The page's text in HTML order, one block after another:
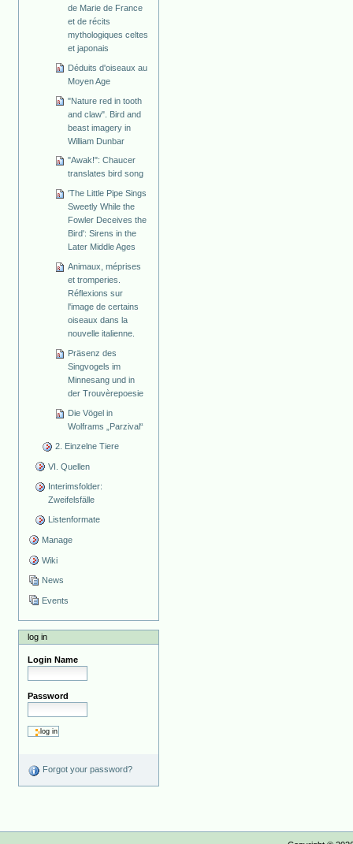
de Marie de France
et de récits
mythologiques celtes
et japonais
Déduits d'oiseaux au
Moyen Age
"Nature red in tooth
and claw". Bird and
beast imagery in
William Dunbar
"Awak!": Chaucer
translates bird song
'The Little Pipe Sings
Sweetly While the
Fowler Deceives the
Bird': Sirens in the
Later Middle Ages
Animaux, méprises
et tromperies.
Réflexions sur
l'image de certains
oiseaux dans la
nouvelle italienne.
Präsenz des
Singvogels im
Minnesang und in
der Trouvèrepoesie
Die Vögel in
Wolframs „Parzival“
2. Einzelne Tiere
VI. Quellen
Interimsfolder:
Zweifelsfälle
Listenformate
Manage
Wiki
News
Events
log in
Login Name
Password
Forgot your password?